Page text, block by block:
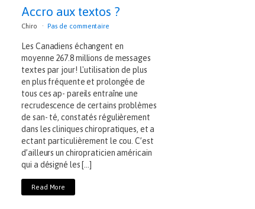
Accro aux textos ?
Chiro Pas de commentaire
Les Canadiens échangent en
moyenne 267.8 millions de messages
textes par jour! L'utilisation de plus
en plus fréquente et prolongée de
tous ces ap- pareils entraîne une
recrudescence de certains problèmes
de san- té, constatés régulièrement
dans les cliniques chiropratiques, et a
ectant particulièrement le cou. C’est
d’ailleurs un chiropraticien américain
qui a désigné les […]
Read More